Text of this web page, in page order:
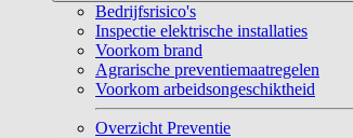
Bedrijfsrisico's
Inspectie elektrische installaties
Voorkom brand
Agrarische preventiemaatregelen
Voorkom arbeidsongeschiktheid
Overzicht Preventie